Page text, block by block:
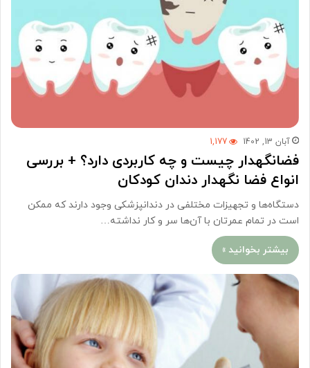
آبان 13, 1402 1,177
فضانگهدار چیست و چه کاربردی دارد؟ + بررسی
انواع فضا نگهدار دندان کودکان
دستگاه‌ها و تجهیزات مختلفی در دندانپزشکی وجود دارند که ممکن
است در تمام عمرتان با آن‌ها سر و کار نداشته…
بیشتر بخوانید »